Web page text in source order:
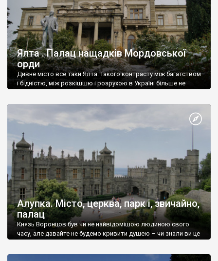
Ялта . Палац нащадків Мордовської
орди
Дивне місто все таки Ялта. Такого контрасту між багатством
і бідністю, між розкішшю і розрухою в Україні більше не
Алупка. Місто, церква, парк і, звичайно,
палац
Князь Воронцов був чи не найвідомішою людиною свого
часу, але давайте не будемо кривити душею – чи знали ви це